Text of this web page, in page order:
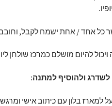
כל אחד / אחת ישמח לקבל,
להיום מושלם כמרכז שולחן
לשדרג ולהוסיף למתנה:
למארז בלון עם כיתוב אישי